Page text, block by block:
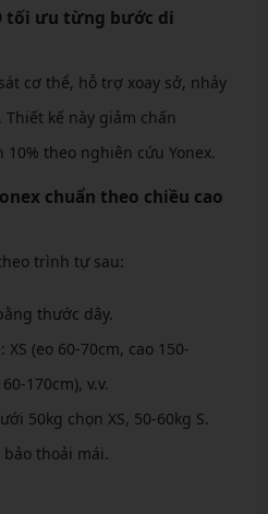
tối ưu từng bước di
cơ thể, hỗ trợ xoay sở, nhảy
kế này giảm chấn
theo nghiên cứu Yonex.
chuẩn theo chiều cao
trình tự sau:
thước dây.
(eo 60-70cm, cao 150-
170cm), v.v.
50kg chọn XS, 50-60kg S.
thoải mái.